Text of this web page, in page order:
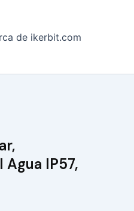
de ikerbit.com
IP57,